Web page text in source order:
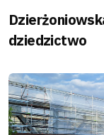
dziedzictwo